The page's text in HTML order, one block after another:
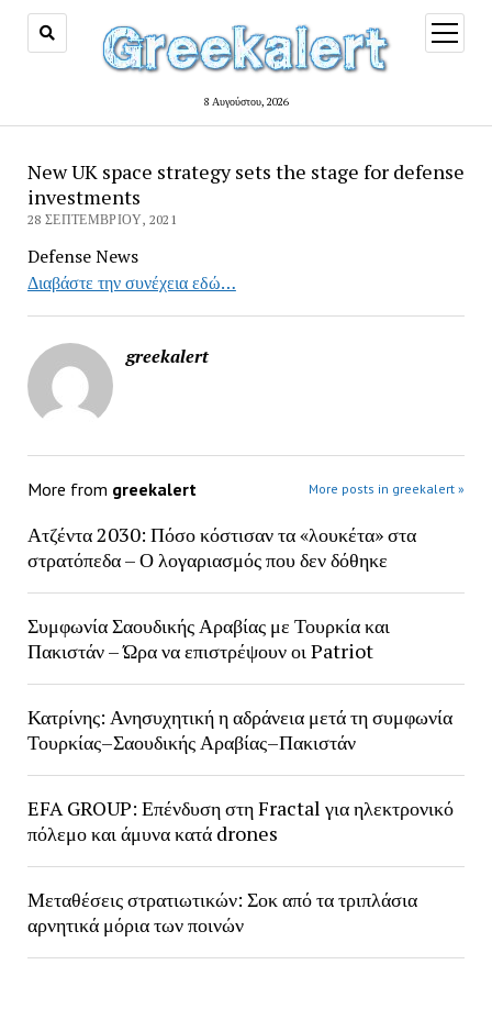
8 Αυγούστου, 2026
open
menu
New UK space strategy sets the stage for defense
investments
28 ΣΕΠΤΕΜΒΡΊΟΥ, 2021
Defense News
Διαβάστε την συνέχεια εδώ…
greekalert
More from greekalert More posts in greekalert »
Ατζέντα 2030: Πόσο κόστισαν τα «λουκέτα» στα
στρατόπεδα – Ο λογαριασμός που δεν δόθηκε
Συμφωνία Σαουδικής Αραβίας με Τουρκία και
Πακιστάν – Ώρα να επιστρέψουν οι Patriot
Κατρίνης: Ανησυχητική η αδράνεια μετά τη συμφωνία
Τουρκίας–Σαουδικής Αραβίας–Πακιστάν
EFA GROUP: Επένδυση στη Fractal για ηλεκτρονικό
πόλεμο και άμυνα κατά drones
Μεταθέσεις στρατιωτικών: Σοκ από τα τριπλάσια
αρνητικά μόρια των ποινών